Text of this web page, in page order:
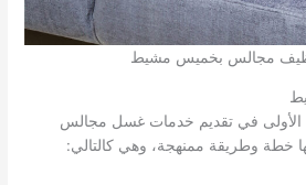
مجالس بخميس مشيط
الأولى في تقديم خدمات غسل مجالس
خطة وطريقة ممنهجة، وهي كالتالي: